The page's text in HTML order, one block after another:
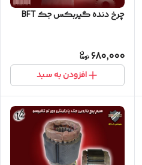
چرخ دنده گیربکس جک BFT
680,000
افزودن به سبد